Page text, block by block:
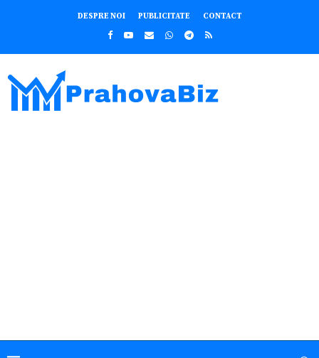
DESPRE NOI PUBLICITATE CONTACT